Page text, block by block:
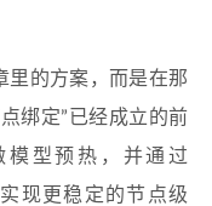
里的方案，而是在那
绑定”已经成立的前
模型预热，并通过
实现更稳定的节点级